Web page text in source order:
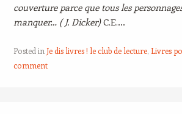
couverture parce que tous les
manquer… ( J. Dicker)C.E.…
Posted in Je dis livres ! le club de lecture, Livres
comment